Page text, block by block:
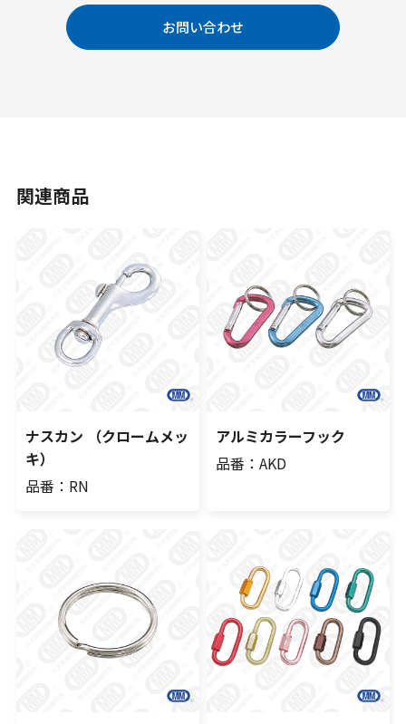
お問い合わせ
関連商品
ナスカン （クロームメッ
キ）
品番：RN
アルミカラーフック
品番：AKD